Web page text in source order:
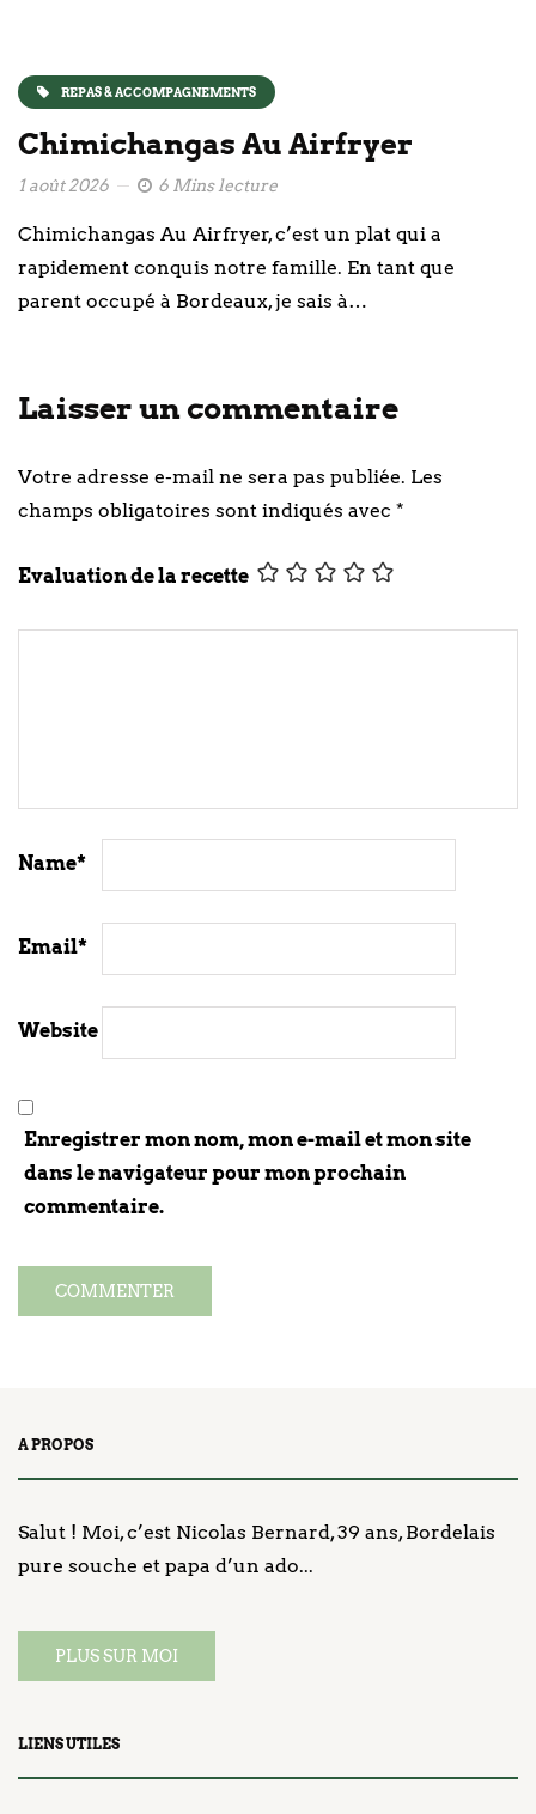
REPAS & ACCOMPAGNEMENTS
Chimichangas Au Airfryer
1 août 2026 6 Mins lecture
Chimichangas Au Airfryer, c’est un plat qui a
rapidement conquis notre famille. En tant que
parent occupé à Bordeaux, je sais à…
Laisser un commentaire
Votre adresse e-mail ne sera pas publiée. Les
champs obligatoires sont indiqués avec *
Evaluation de la recette
Name*
Email*
Website
Enregistrer mon nom, mon e-mail et mon site
dans le navigateur pour mon prochain
commentaire.
A PROPOS
Salut ! Moi, c’est Nicolas Bernard, 39 ans, Bordelais
pure souche et papa d’un ado...
PLUS SUR MOI
LIENS UTILES